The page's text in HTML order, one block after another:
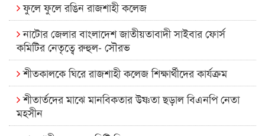
ফুলে ফুলে রঙিন রাজশাহী কলেজ
নাটোর জেলার বাংলাদেশ জাতীয়তাবাদী সাইবার ফোর্স
কমিটির নেতৃত্বে রুহুল- সৌরভ
শীতকালকে ঘিরে রাজশাহী কলেজ শিক্ষার্থীদের কার্যক্রম
শীতার্তদের মাঝে মানবিকতার উষ্ণতা ছড়াল বিএনপি নেতা
মহসীন